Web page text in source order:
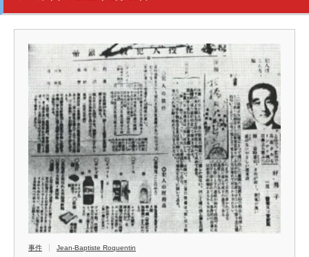
事件 Jean-Baptiste Roquentin